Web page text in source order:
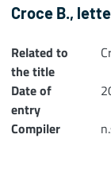
Croce B.,
Related to
the title
Date of
entry
Compiler